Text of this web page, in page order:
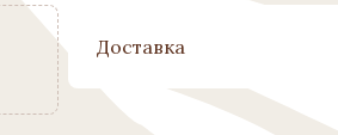
Доставка